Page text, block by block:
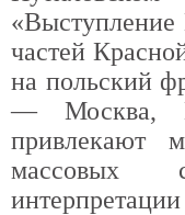
частей
на польский
— Москва,
привлекают
массовых